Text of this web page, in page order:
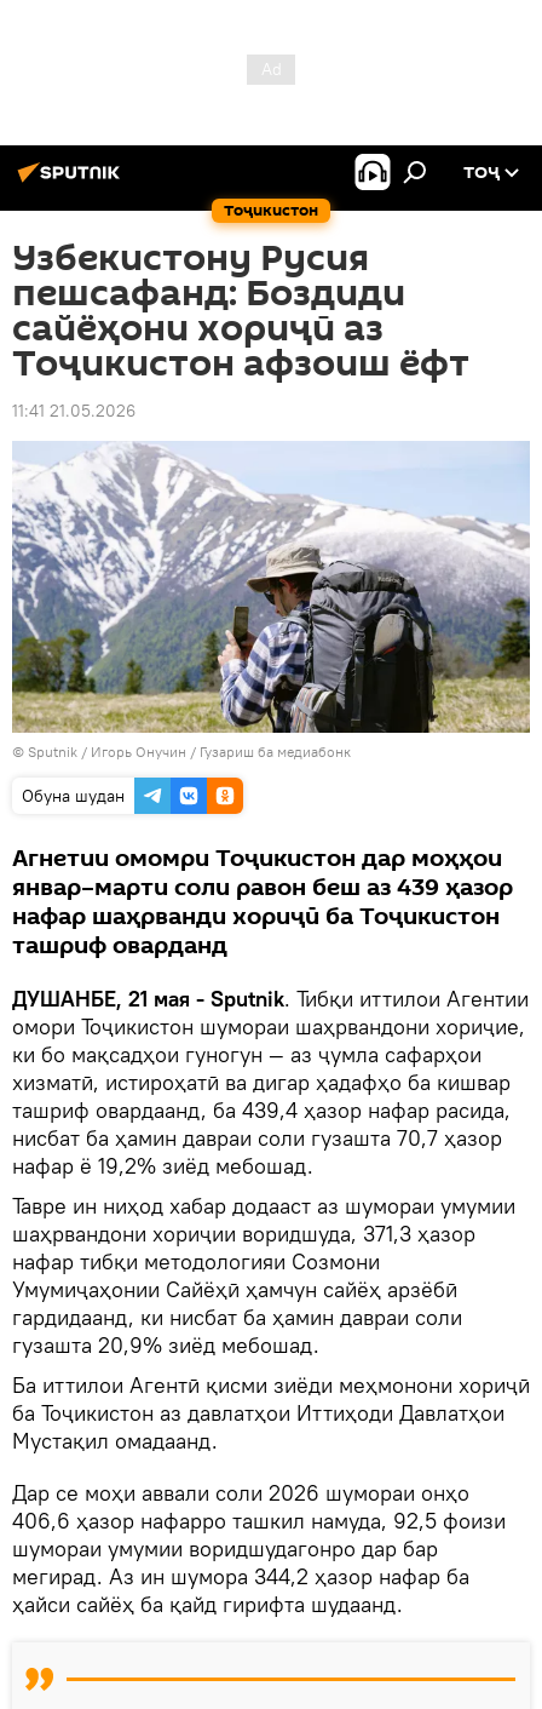
Тоҷикистон
ТОҶ
Узбекистону Русия
пешсафанд: Боздиди
сайёҳони хориҷӣ аз
Тоҷикистон афзоиш ёфт
11:41 21.05.2026
© Sputnik / Игорь Онучин / Гузариш ба медиабонк
Обуна шудан
Агнетии омомри Тоҷикистон дар моҳҳои
январ–марти соли равон беш аз 439 ҳазор
нафар шаҳрванди хориҷӣ ба Тоҷикистон
ташриф оварданд
ДУШАНБЕ, 21 мая - Sputnik. Тибқи иттилои Агентии
омори Тоҷикистон шумораи шаҳрвандони хориҷие,
ки бо мақсадҳои гуногун — аз ҷумла сафарҳои
хизматӣ, истироҳатӣ ва дигар ҳадафҳо ба кишвар
ташриф овардаанд, ба 439,4 ҳазор нафар расида,
нисбат ба ҳамин давраи соли гузашта 70,7 ҳазор
нафар ё 19,2% зиёд мебошад.
Тавре ин ниҳод хабар додааст аз шумораи умумии
шаҳрвандони хориҷии воридшуда, 371,3 ҳазор
нафар тибқи методологияи Созмони
Умумиҷаҳонии Сайёҳӣ ҳамчун сайёҳ арзёбӣ
гардидаанд, ки нисбат ба ҳамин давраи соли
гузашта 20,9% зиёд мебошад.
Ба иттилои Агентӣ қисми зиёди меҳмонони хориҷӣ
ба Тоҷикистон аз давлатҳои Иттиҳоди Давлатҳои
Мустақил омадаанд.
Дар се моҳи аввали соли 2026 шумораи онҳо
406,6 ҳазор нафарро ташкил намуда, 92,5 фоизи
шумораи умумии воридшудагонро дар бар
мегирад. Аз ин шумора 344,2 ҳазор нафар ба
ҳайси сайёҳ ба қайд гирифта шудаанд.